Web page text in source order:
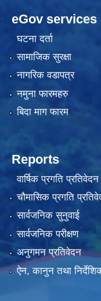
eGov services
घटना दर्ता
सामाजिक सुरक्षा
नागरिक वडापत्र
नमुना फारमहरु
बिदा माग फारम
Reports
वार्षिक प्रगति प्रतिवेदन
चौमासिक प्रगति
सार्वजनिक सुनुवाई
सार्वजनिक परीक्षण
अनुगमन प्रतिवेदन
ऐन, कानुन तथा